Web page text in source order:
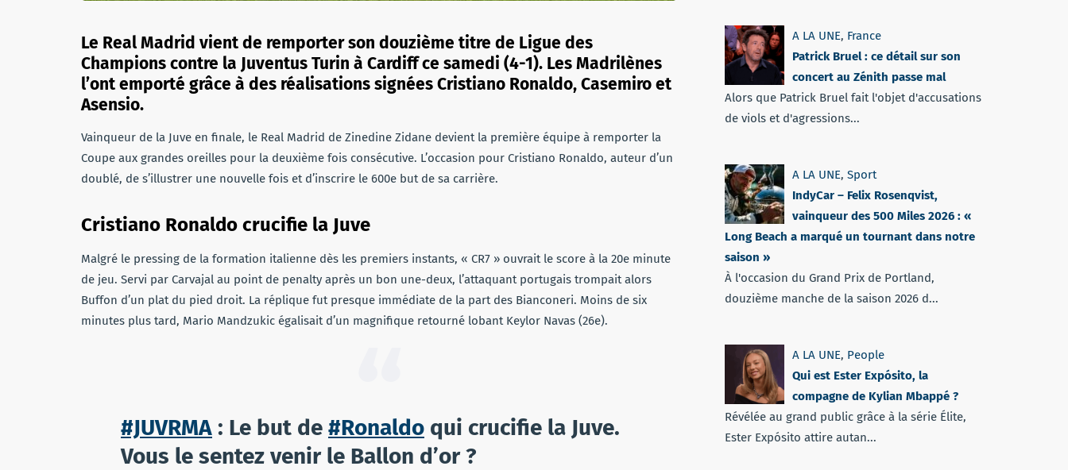
Le Real Madrid vient de remporter son douzième titre de Ligue des
Champions contre la Juventus Turin à Cardiff ce samedi (4-1). Les Madrilènes
l’ont emporté grâce à des réalisations signées Cristiano Ronaldo, Casemiro et
Asensio.
Vainqueur de la Juve en finale, le Real Madrid de Zinedine Zidane devient la première équipe à remporter la
Coupe aux grandes oreilles pour la deuxième fois consécutive. L’occasion pour Cristiano Ronaldo, auteur d’un
doublé, de s’illustrer une nouvelle fois et d’inscrire le 600e but de sa carrière.
Cristiano Ronaldo crucifie la Juve
Malgré le pressing de la formation italienne dès les premiers instants, « CR7 » ouvrait le score à la 20e minute
de jeu. Servi par Carvajal au point de penalty après un bon une-deux, l’attaquant portugais trompait alors
Buffon d’un plat du pied droit. La réplique fut presque immédiate de la part des Bianconeri. Moins de six
minutes plus tard, Mario Mandzukic égalisait d’un magnifique retourné lobant Keylor Navas (26e).
#JUVRMA : Le but de #Ronaldo qui crucifie la Juve.
Vous le sentez venir le Ballon d’or ?
A LA UNE, France
Patrick Bruel : ce détail sur son
concert au Zénith passe mal
Alors que Patrick Bruel fait l'objet d'accusations
de viols et d'agressions...
A LA UNE, Sport
IndyCar – Felix Rosenqvist,
vainqueur des 500 Miles 2026 : «
Long Beach a marqué un tournant dans notre
saison »
À l'occasion du Grand Prix de Portland,
douzième manche de la saison 2026 d...
A LA UNE, People
Qui est Ester Expósito, la
compagne de Kylian Mbappé ?
Révélée au grand public grâce à la série Élite,
Ester Expósito attire autan...